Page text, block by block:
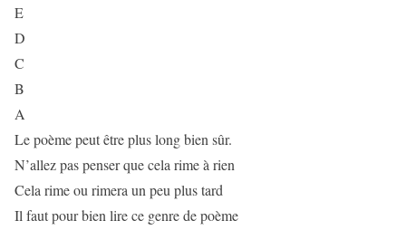
E
D
C
B
A
Le poème peut être plus long bien sûr.
N’allez pas penser que cela rime à rien
Cela rime ou rimera un peu plus tard
Il faut pour bien lire ce genre de poème